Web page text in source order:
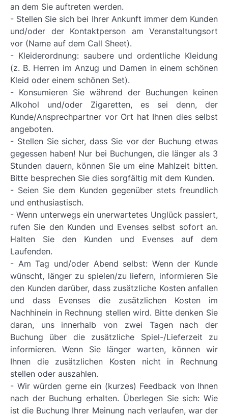
an dem Sie auftreten werden.
- Stellen Sie sich bei Ihrer Ankunft immer dem Kunden
und/oder der Kontaktperson am Veranstaltungsort
vor (Name auf dem Call Sheet).
- Kleiderordnung: saubere und ordentliche Kleidung
(z. B. Herren im Anzug und Damen in einem schönen
Kleid oder einem schönen Set).
- Konsumieren Sie während der Buchungen keinen
Alkohol und/oder Zigaretten, es sei denn, der
Kunde/Ansprechpartner vor Ort hat Ihnen dies selbst
angeboten.
- Stellen Sie sicher, dass Sie vor der Buchung etwas
gegessen haben! Nur bei Buchungen, die länger als 3
Stunden dauern, können Sie um eine Mahlzeit bitten.
Bitte besprechen Sie dies sorgfältig mit dem Kunden.
- Seien Sie dem Kunden gegenüber stets freundlich
und enthusiastisch.
- Wenn unterwegs ein unerwartetes Unglück passiert,
rufen Sie den Kunden und Evenses selbst sofort an.
Halten Sie den Kunden und Evenses auf dem
Laufenden.
- Am Tag und/oder Abend selbst: Wenn der Kunde
wünscht, länger zu spielen/zu liefern, informieren Sie
den Kunden darüber, dass zusätzliche Kosten anfallen
und dass Evenses die zusätzlichen Kosten im
Nachhinein in Rechnung stellen wird. Bitte denken Sie
daran, uns innerhalb von zwei Tagen nach der
Buchung über die zusätzliche Spiel-/Lieferzeit zu
informieren. Wenn Sie länger warten, können wir
Ihnen die zusätzlichen Kosten nicht in Rechnung
stellen oder auszahlen.
- Wir würden gerne ein (kurzes) Feedback von Ihnen
nach der Buchung erhalten. Überlegen Sie sich: Wie
ist die Buchung Ihrer Meinung nach verlaufen, war der